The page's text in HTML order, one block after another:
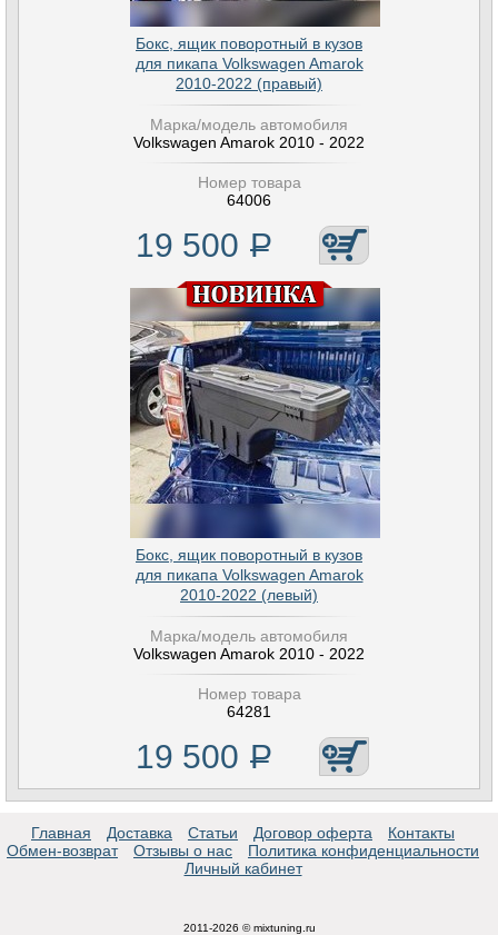
Бокc, ящик поворoтный в кузoв
для пикапа Volkswagen Amarok
2010-2022 (правый)
Марка/модель автомобиля
Volkswagen Amarok 2010 - 2022
Номер товара
64006
19 500 Р
Бокc, ящик поворoтный в кузoв
для пикапа Volkswagen Amarok
2010-2022 (левый)
Марка/модель автомобиля
Volkswagen Amarok 2010 - 2022
Номер товара
64281
19 500 Р
Главная Доставка Статьи Договор оферта
Контакты
Обмен-возврат
Отзывы о нас
Политика конфиденциальности
Личный кабинет
2011-2026 © mixtuning.ru